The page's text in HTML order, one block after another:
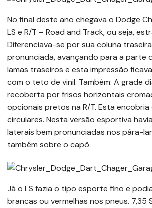
No final deste ano chegava o Dodge
LS e R/T – Road and Track, ou seja,
Diferenciava-se por sua coluna traseira
pronunciada, avançando para a parte
lamas traseiros e esta impressão
com o teto de vinil. Também: A grade
recoberta por frisos horizontais
opcionais pretos na R/T. Esta
circulares. Nesta versão esportiva
laterais bem pronunciadas nos pára-
também sobre o capô.
Já o LS fazia o tipo esporte fino e
brancas ou vermelhas nos pneus. 7,35